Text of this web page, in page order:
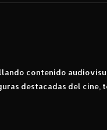
contenido
destacadas del cine,